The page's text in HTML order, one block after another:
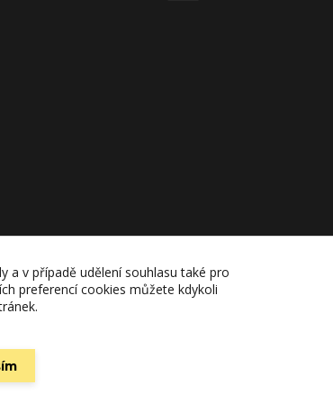
a v případě udělení souhlasu také pro
preferencí cookies můžete kdykoli